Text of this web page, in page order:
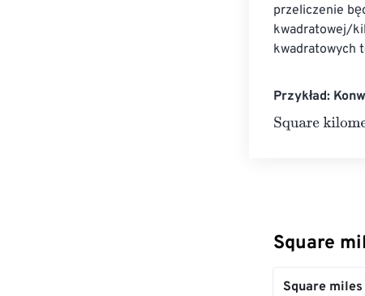
przeliczenie
kwadratowej/
kwadratowych
Przykład:
Square
Square
Square miles